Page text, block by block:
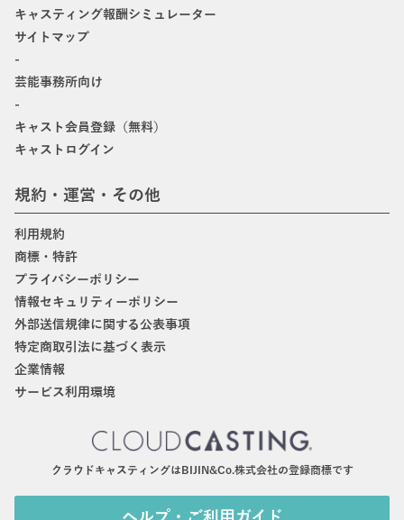
キャスティング報酬シミュレーター
サイトマップ
-
芸能事務所向け
-
キャスト会員登録（無料）
キャストログイン
規約・運営・その他
利用規約
商標・特許
プライバシーポリシー
情報セキュリティーポリシー
外部送信規律に関する公表事項
特定商取引法に基づく表示
企業情報
サービス利用環境
クラウドキャスティングはBIJIN&Co.株式会社の登録商標です